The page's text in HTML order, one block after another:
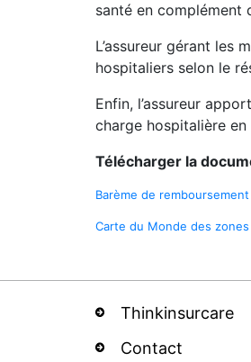
santé en complément
L’assureur gérant les
hospitaliers selon le
Enfin, l’assureur
charge hospitalière
Télécharger la
Barème de
Carte du Monde des
Thinkinsurcare
Contact